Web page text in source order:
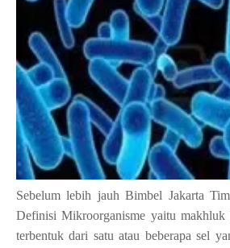
Sebelum lebih jauh Bimbel Jakarta
Definisi Mikroorganisme yaitu makhluk
terbentuk dari satu atau beberapa sel